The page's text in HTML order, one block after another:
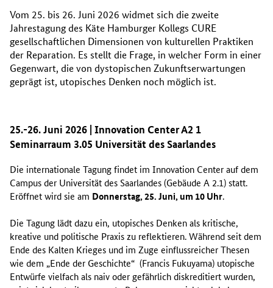
Vom 25. bis 26. Juni 2026 widmet sich die zweite
Jahrestagung des Käte Hamburger Kollegs CURE
gesellschaftlichen Dimensionen von kulturellen Praktiken
der Reparation. Es stellt die Frage, in welcher Form in einer
Gegenwart, die von dystopischen Zukunftserwartungen
geprägt ist, utopisches Denken noch möglich ist.
25.-26. Juni 2026 | Innovation Center A2 1
Seminarraum 3.05 Universität des Saarlandes
Die internationale Tagung findet im Innovation Center auf dem
Campus der Universität des Saarlandes (Gebäude A 2.1) statt.
Eröffnet wird sie am Donnerstag, 25. Juni, um 10 Uhr.
Die Tagung lädt dazu ein, utopisches Denken als kritische,
kreative und politische Praxis zu reflektieren. Während seit dem
Ende des Kalten Krieges und im Zuge einflussreicher Thesen
wie dem „Ende der Geschichte“ (Francis Fukuyama) utopische
Entwürfe vielfach als naiv oder gefährlich diskreditiert wurden,